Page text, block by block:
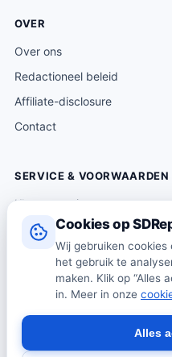
Cookies op
Wij gebruiken
het gebruik te
maken. Klik op “Alles
in. Meer in onze
Alles
OVER
Over ons
Redactioneel beleid
Affiliate-disclosure
Contact
SERVICE & VOORWAARDEN
Klantenservice
Verzending & levering
Retourneren
Algemene voorwaarden